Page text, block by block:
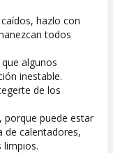
hazlo con
todos
algunos
inestable.
de los
porque puede estar
de calentadores,
limpios.